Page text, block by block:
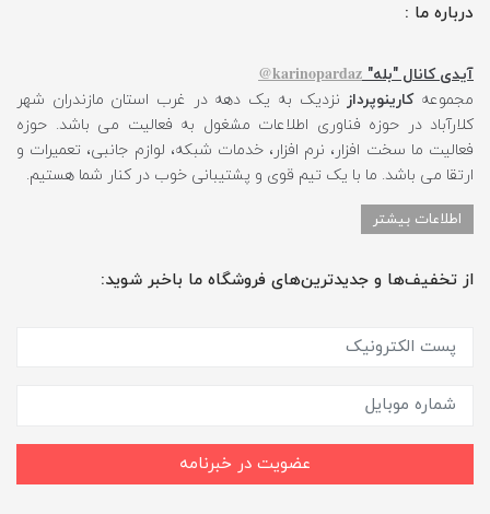
درباره ما :
آیدی کانال "بله" karinopardaz@
مجموعهکارینوپرداز نزدیک به یک دهه در غرب استان مازندران شهر
کلارآباد در حوزه فناوری اطلاعات مشغول به فعالیت می باشد. حوزه
فعالیت ما سخت افزار، نرم افزار، خدمات شبکه، لوازم جانبی، تعمیرات و
ارتقا می باشد. ما با یک تیم قوی و پشتیبانی خوب در کنار شما هستیم.
اطلاعات بیشتر
از تخفیف‌ها و جدیدترین‌های فروشگاه ما باخبر شوید:
عضویت در خبرنامه